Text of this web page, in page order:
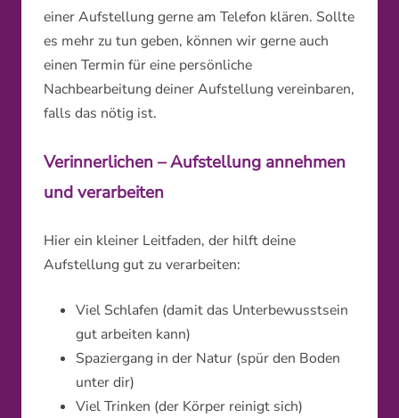
einer Aufstellung gerne am Telefon klären. Sollte
es mehr zu tun geben, können wir gerne auch
einen Termin für eine persönliche
Nachbearbeitung deiner Aufstellung vereinbaren,
falls das nötig ist.
Verinnerlichen – Aufstellung annehmen
und verarbeiten
Hier ein kleiner Leitfaden, der hilft deine
Aufstellung gut zu verarbeiten:
Viel Schlafen (damit das Unterbewusstsein
gut arbeiten kann)
Spaziergang in der Natur (spür den Boden
unter dir)
Viel Trinken (der Körper reinigt sich)